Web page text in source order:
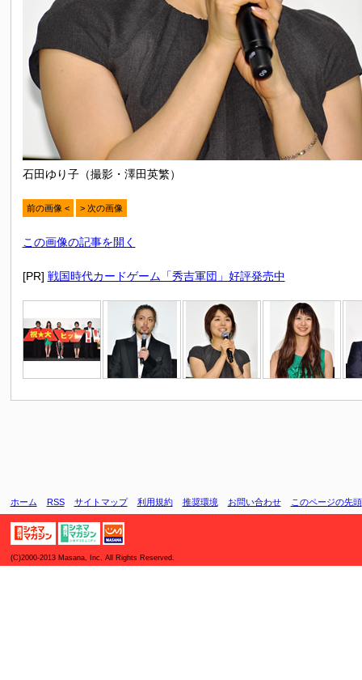
石田ゆり子（撮影・澤田英繁）
前の画像 < > 次の画像
この画像の記事を開く
[PR] 戦国時代カードゲーム「秀吉軍団」好評発売中
ホーム RSS サイトマップ 利用規約 推奨環境 お問い合わせ このページの先頭
(C)2000-2013 Masana, Inc. All Rights Reserved.